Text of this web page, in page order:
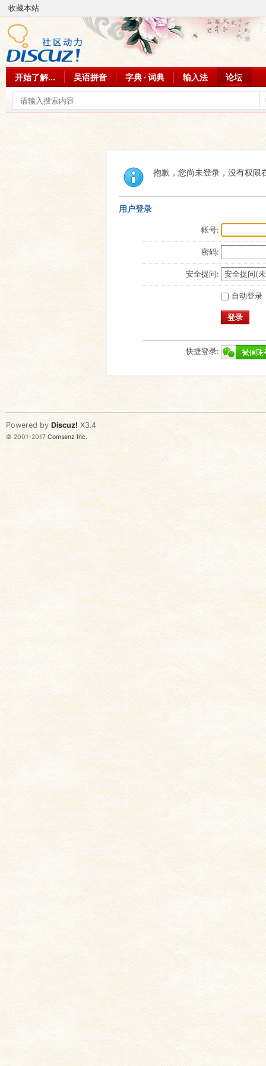
收藏本站
开始了解... 吴语拼音 字典 · 词典 输入法 论坛
抱歉，您尚未登录，没有权限
用户登录
帐号:
密码:
安全提问:
自动登录
登录
快捷登录:
Powered by Discuz! X3.4
© 2001-2017 Comsenz Inc.